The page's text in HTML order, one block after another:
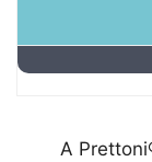
A